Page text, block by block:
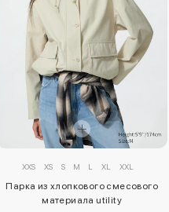
XXS XS S M L XL XXL
Парка из хлопкового смесового
материала utility